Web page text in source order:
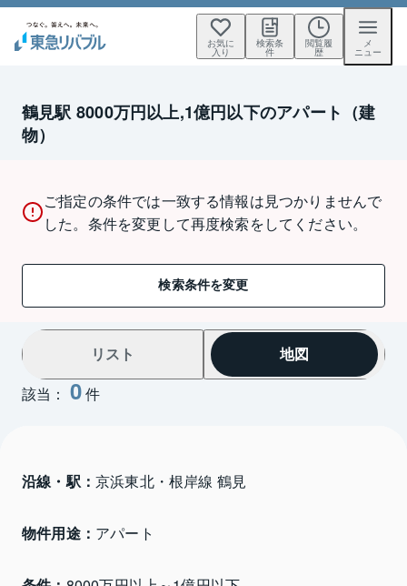
お気に
入り
検索条
件
閲覧履
歴
メ
ニュー
鶴見駅 8000万円以上,1億円以下のアパート（建
物）
ご指定の条件では一致する情報は見つかりませんで
した。条件を変更して再度検索をしてください。
検索条件を変更
該当： 0件
リスト 地図
沿線・駅： 京浜東北・根岸線 鶴見
物件用途： アパート